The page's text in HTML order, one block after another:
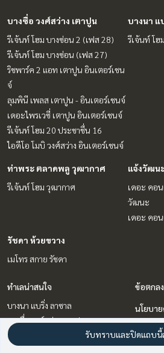
บางซื่อ วงศ์สว่าง เตาปูน
รีเจ้นท์ โฮม บางซ่อน 2 (เฟส 28)
รีเจ้นท์ โฮม บางซ่อน (เฟส 27)
ริชพาร์ค 2 แอท เตาปูน อินเตอร์เชน
จ์
ลุมพินี เพลส เตาปูน - อินเตอร์เชนจ์
เดอะไพรเวซี่ เตาปูน อินเตอร์เชนจ์
รีเจ้นท์ โฮม 20 ประชาชื่น 16
ไอดีโอ โมบิ วงศ์สว่าง อินเตอร์เชนจ์
บางนา แ
รีเจ้นท์ โฮ
ท่าพระ ตลาดพลู วุฒากาศ
รีเจ้นท์ โฮม วุฒากาศ
แจ้งวัฒน
เดอะ คอ
วัฒนะ
เดอะ คอ
รัชดา ห้วยขวาง
เมโทร สกาย รัชดา
ทำเลน่าสนใจ
บางนา แบริ่ง ลาซาล
บางซื่อ วงศ์สว่าง เตาปูน
แจ้งวัฒนะ เมืองทอง
ข้อตกล
นโยบา
เกี่ยวกับเ
รับทราบและปิดแถบนี้